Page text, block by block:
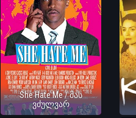
She Hate Me / მას
ვძულვარ